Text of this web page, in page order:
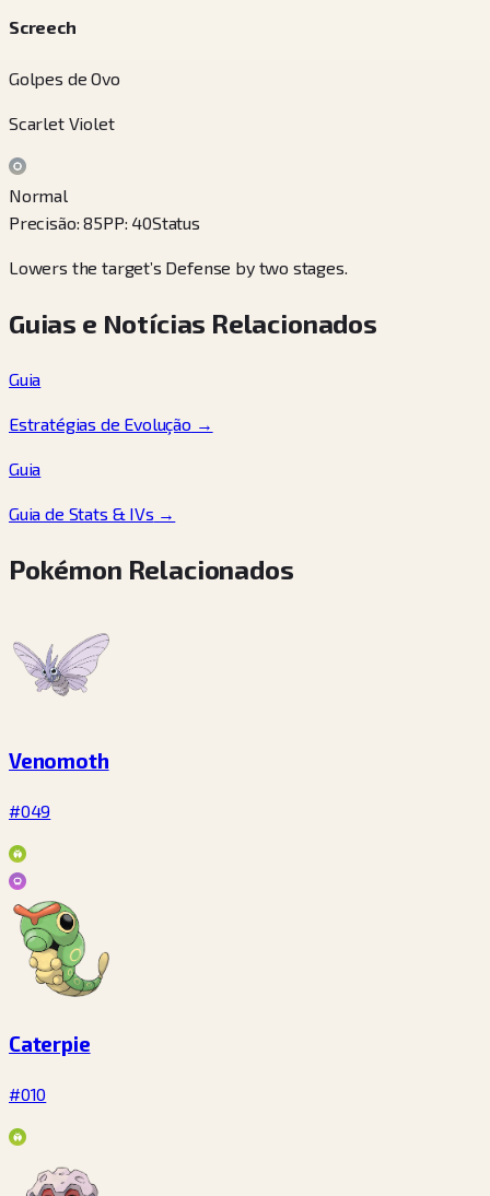
Screech
Golpes de Ovo
Scarlet Violet
Normal
Precisão:85PP: 40Status
Lowers the target’s Defense by two stages.
Guias e Notícias Relacionados
Guia
Estratégias de Evolução →
Guia
Guia de Stats & IVs →
Pokémon Relacionados
Venomoth
#049
Caterpie
#010